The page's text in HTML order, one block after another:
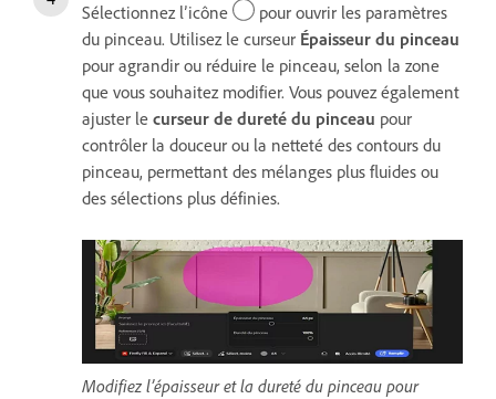
Sélectionnez l’icône
pour ouvrir les paramètres
du pinceau. Utilisez le curseur Épaisseur du pinceau
pour agrandir ou réduire le pinceau, selon la zone
que vous souhaitez modifier. Vous pouvez également
ajuster le curseur de dureté du pinceau pour
contrôler la douceur ou la netteté des contours du
pinceau, permettant des mélanges plus fluides ou
des sélections plus définies.
Modifiez l’épaisseur et la dureté du pinceau pour